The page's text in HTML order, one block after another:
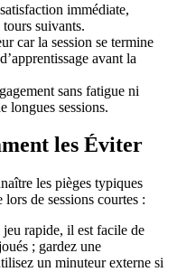
immédiate,
suivants.
car la session se termine
avant la
sans fatigue ni
longues sessions.
les Éviter
les pièges typiques
de sessions courtes :
jeu rapide, il est facile de
; gardez une
un minuteur externe si